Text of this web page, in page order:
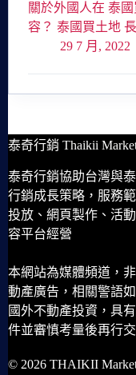
關於外國人在 泰
容？ 泰國買土地
29 7 月, 2022
泰奇行銷 Thaikii
泰奇行銷協助台灣與
行銷成長策略，服務
投放、網頁製作、活
容平台經營
本網站為媒體頻道，
動產廣告，相關警語如
國外不動產投資，具
件並審慎考量後再行
© 2026 THAIKII